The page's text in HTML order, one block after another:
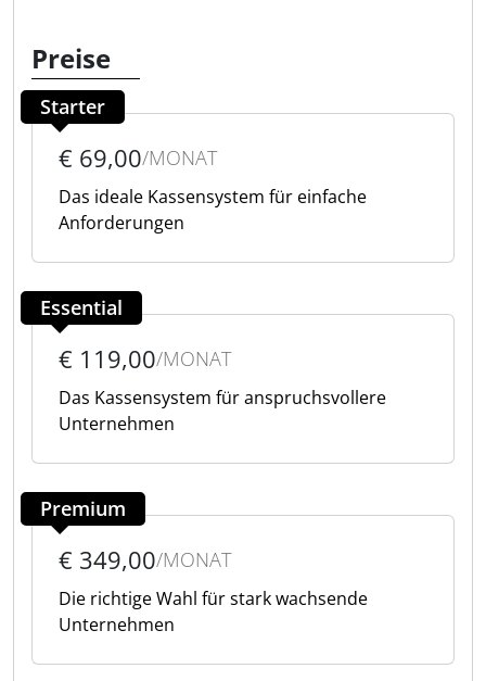
Preise
Starter
€ 69,00/MONAT
Das ideale Kassensystem für einfache
Anforderungen
Essential
€ 119,00/MONAT
Das Kassensystem für anspruchsvollere
Unternehmen
Premium
€ 349,00/MONAT
Die richtige Wahl für stark wachsende
Unternehmen